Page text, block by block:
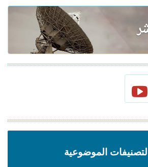
التصنيفات الموضوعية